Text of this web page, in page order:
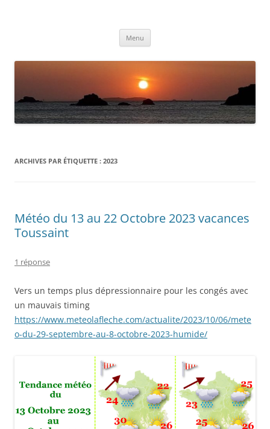
Menu
ARCHIVES PAR ÉTIQUETTE : 2023
Météo du 13 au 22 Octobre 2023 vacances
Toussaint
1 réponse
Vers un temps plus dépressionnaire pour les congés avec
un mauvais timing
https://www.meteolafleche.com/actualite/2023/10/06/mete
o-du-29-septembre-au-8-octobre-2023-humide/